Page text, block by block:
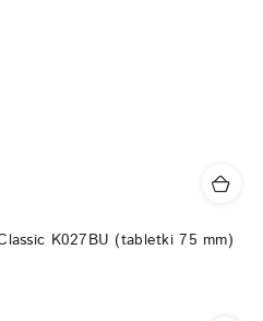
K027BU (tabletki 75 mm)